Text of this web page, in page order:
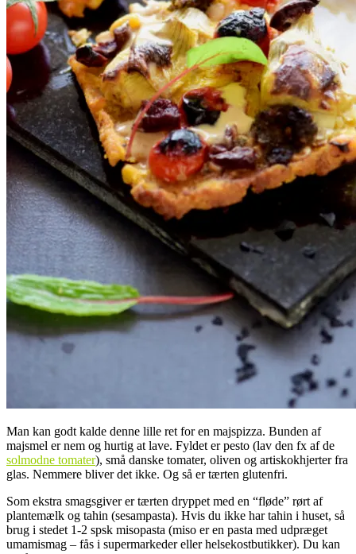
Man kan godt kalde denne lille ret for en majspizza. Bunden af
majsmel er nem og hurtig at lave. Fyldet er pesto (lav den fx af de
solmodne tomater), små danske tomater, oliven og artiskokhjerter fra
glas. Nemmere bliver det ikke. Og så er tærten glutenfri.
Som ekstra smagsgiver er tærten dryppet med en “fløde” rørt af
plantemælk og tahin (sesampasta). Hvis du ikke har tahin i huset, så
brug i stedet 1-2 spsk misopasta (miso er en pasta med udpræget
umamismag – fås i supermarkeder eller helsekostbutikker). Du kan